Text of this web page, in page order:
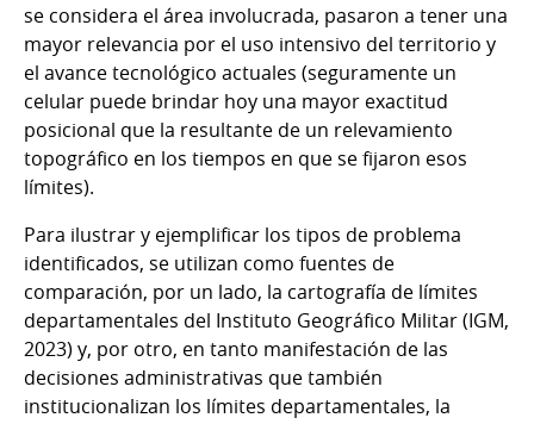
se considera el área involucrada, pasaron a tener una
mayor relevancia por el uso intensivo del territorio y
el avance tecnológico actuales (seguramente un
celular puede brindar hoy una mayor exactitud
posicional que la resultante de un relevamiento
topográfico en los tiempos en que se fijaron esos
límites).
Para ilustrar y ejemplificar los tipos de problema
identificados, se utilizan como fuentes de
comparación, por un lado, la cartografía de límites
departamentales del Instituto Geográfico Militar (IGM,
2023) y, por otro, en tanto manifestación de las
decisiones administrativas que también
institucionalizan los límites departamentales, la